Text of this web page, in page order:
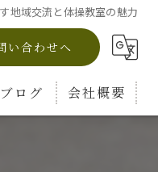
地域交流と体操教室の魅力
い合わせへ
ブログ 会社概要